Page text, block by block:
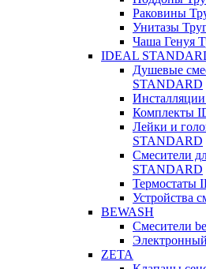
Раковины
Унитазы
Чаша Генуя
IDEAL
Душевые
STANDARD
Комплекты
Лейки и
STANDARD
Смесители
STANDARD
Термостаты
Устройства
BEWASH
Смесители
ZETA